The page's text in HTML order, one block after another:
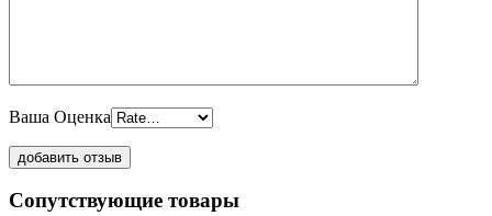
Ваша Оценка
Сопутствующие товары